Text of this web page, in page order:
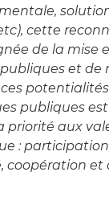
cette
de la mise
et de
publiques
priorité aux
:
coopération et